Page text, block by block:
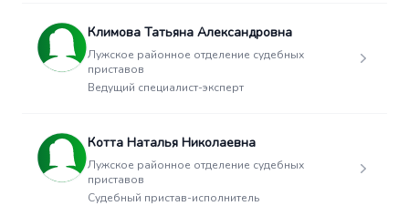
Климова Татьяна Александровна
Лужское районное отделение судебных
приставов
Ведущий специалист-эксперт
Котта Наталья Николаевна
Лужское районное отделение судебных
приставов
Судебный пристав-исполнитель